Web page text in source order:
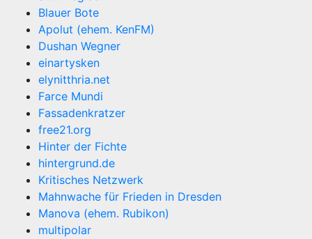
Blauer Bote
Apolut (ehem. KenFM)
Dushan Wegner
einartysken
elynitthria.net
Farce Mundi
Fassadenkratzer
free21.org
Hinter der Fichte
hintergrund.de
Kritisches Netzwerk
Mahnwache für Frieden in Dresden
Manova (ehem. Rubikon)
multipolar